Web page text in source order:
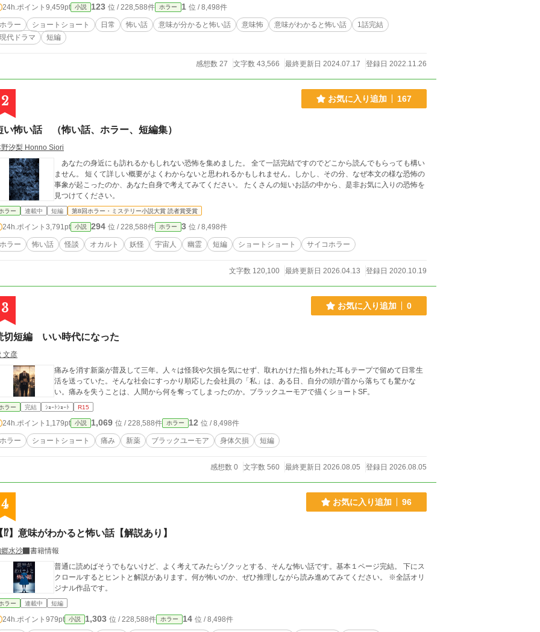
24h.ポイント 9,459pt 小説 123 位 / 228,588件 ホラー 1 位 / 8,498件
ホラー ショートショート 日常 怖い話 意味が分かると怖い話 意味怖 意味がわかると怖い話
1話完結
現代ドラマ
短編
感想数 27 文字数 43,566 最終更新日 2024.07.17 登録日 2022.11.26
2 お気に入り追加 167
い怖い話 （怖い話、ホラー、短編集）
野汐梨 Honno Siori
あなたの身近にも訪れるかもしれない恐怖を集めました。 全て一話完結ですのでどこから読んでもらっても構い
ません。 短くて詳しい概要がよくわからないと思われるかもしれません。しかし、その分、なぜ本文の様な恐怖の
事象が起こったのか、あなた自身で考えてみてください。 たくさんの短いお話の中から、是非お気に入りの恐怖を
見つけてください。
ラー 連載中 短編 第8回ホラー・ミステリー小説大賞 読者賞受賞
24h.ポイント 3,791pt 小説 294 位 / 228,588件 ホラー 3 位 / 8,498件
ホラー 怖い話 怪談 オカルト 妖怪 宇宙人 幽霊 短編 ショートショート サイコホラー
文字数 120,100 最終更新日 2026.04.13 登録日 2020.10.19
3 お気に入り追加 0
切短編 いい時代になった
文彦
痛みを消す新薬が普及して三年。人々は怪我や欠損を気にせず、取れかけた指も外れた耳もテープで留めて日常生
活を送っていた。そんな社会にすっかり順応した会社員の「私」は、ある日、自分の頭が首から落ちても驚かな
い。痛みを失うことは、人間から何を奪ってしまったのか。ブラックユーモアで描くショートSF。
ラー 完結 ｼｮｰﾄｼｮｰﾄ R15
24h.ポイント 1,179pt 小説 1,069 位 / 228,588件 ホラー 12 位 / 8,498件
ホラー ショートショート 痛み 新薬 ブラックユーモア 身体欠損 短編
感想数 0 文字数 560 最終更新日 2026.08.05 登録日 2026.08.05
4 お気に入り追加 96
⁉】意味がわかると怖い話【解説あり】
水沙
書籍情報
普通に読めばそうでもないけど、よく考えてみたらゾクッとする、そんな怖い話です。基本１ページ完結。 下にス
クロールするとヒントと解説があります。何が怖いのか、ぜひ推理しながら読み進めてみてください。 ※全話オリ
ジナル作品です。
ラー 連載中 短編
24h.ポイント 979pt 小説 1,303 位 / 228,588件 ホラー 14 位 / 8,498件